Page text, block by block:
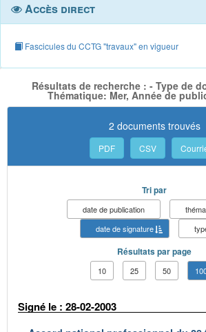
Accès direct
Fascicules du CCTG "travaux" en vigueur
Résultats de recherche : - Type de
Thématique: Mer, Année de
2 documents trouvés
PDF CSV
Tri par
date de publication
date de signature
Résultats par page
10 25 50
Signé le : 28-02-2003